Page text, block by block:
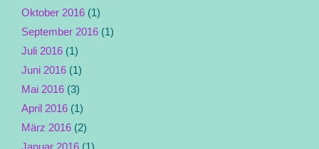
Oktober 2016 (1)
September 2016 (1)
Juli 2016 (1)
Juni 2016 (1)
Mai 2016 (3)
April 2016 (1)
März 2016 (2)
Januar 2016 (1)